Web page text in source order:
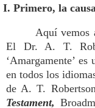
I. Primero, la
Aquí vemos
El Dr. A. T.
‘Amargamente’
en todos los
de A. T.
Testament,